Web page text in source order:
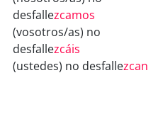
desfallezcamos
(vosotros/as) no
desfallezcáis
(ustedes) no desfallezcan